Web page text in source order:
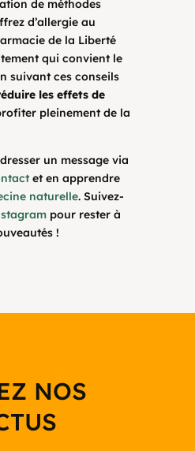
de méthodes
d’allergie au
de la Liberté
qui convient le
suivant ces conseils
les effets de
pleinement de la
un message via
et en apprendre
naturelle. Suivez-
pour rester à
!
NOS